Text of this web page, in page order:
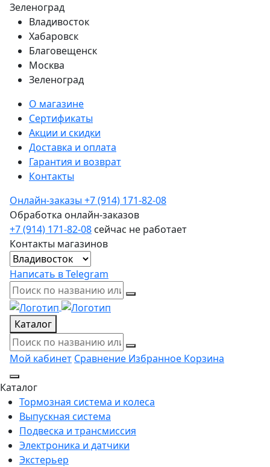
Зеленоград
Владивосток
Хабаровск
Благовещенск
Москва
Зеленоград
О магазине
Сертификаты
Акции и скидки
Доставка и оплата
Гарантия и возврат
Контакты
Онлайн-заказы +7 (914) 171-82-08
Обработка онлайн-заказов
+7 (914) 171-82-08 сейчас не работает
Контакты магазинов
Написать в Telegram
Каталог
Мой кабинет Сравнение Избранное Корзина
Каталог
Тормозная система и колеса
Выпускная система
Подвеска и трансмиссия
Электроника и датчики
Экстерьер